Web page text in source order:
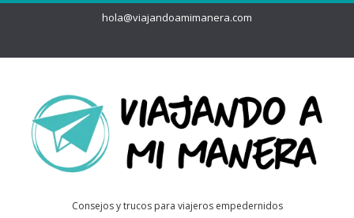
hola@viajandoamimanera.com
Consejos y trucos para viajeros empedernidos